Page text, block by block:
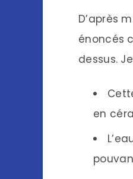
D’après
énoncés
dessus.
en